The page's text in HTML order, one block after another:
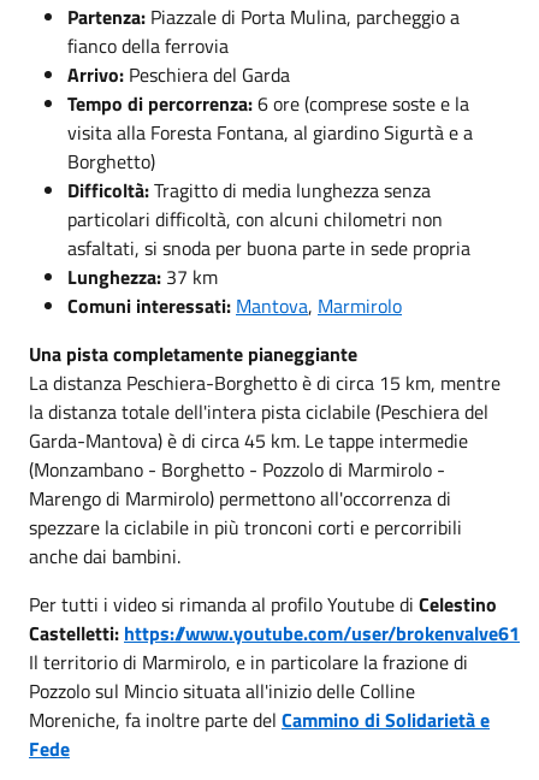
Partenza: Piazzale di Porta Mulina, parcheggio a
fianco della ferrovia
Arrivo: Peschiera del Garda
Tempo di percorrenza:6 ore (comprese soste e la
visita alla Foresta Fontana, al giardino Sigurtà e a
Borghetto)
Difficoltà:Tragitto di media lunghezza senza
particolari difficoltà, con alcuni chilometri non
asfaltati, si snoda per buona parte in sede propria
Lunghezza: 37 km
Comuni interessati: Mantova, Marmirolo
Una pista completamente pianeggiante
La distanza Peschiera-Borghetto è di circa 15 km, mentre
la distanza totale dell'intera pista ciclabile (Peschiera del
Garda-Mantova) è di circa 45 km. Le tappe intermedie
(Monzambano - Borghetto - Pozzolo di Marmirolo -
Marengo di Marmirolo) permettono all'occorrenza di
spezzare la ciclabile in più tronconi corti e percorribili
anche dai bambini.
Per tutti i video si rimanda al profilo Youtube di Celestino
Castelletti: https://www.youtube.com/user/brokenvalve61
Il territorio di Marmirolo, e in particolare la frazione di
Pozzolo sul Mincio situata all'inizio delle Colline
Moreniche, fa inoltre parte del Cammino di Solidarietà e
Fede